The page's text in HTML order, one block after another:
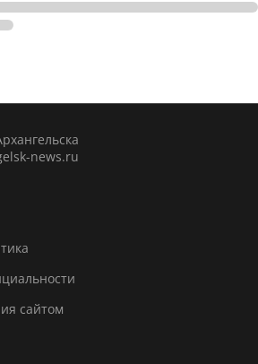
news.ru
сайтом